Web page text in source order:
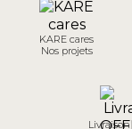
KARE cares
Nos projets
Livraison